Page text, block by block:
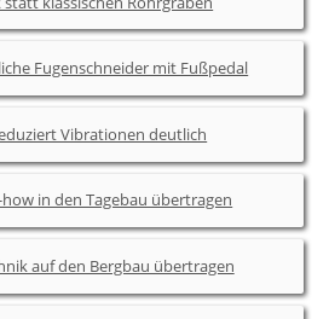
Fugenschneider mit Fußpedal
Vibrationen deutlich
in den Tagebau übertragen
auf den Bergbau übertragen